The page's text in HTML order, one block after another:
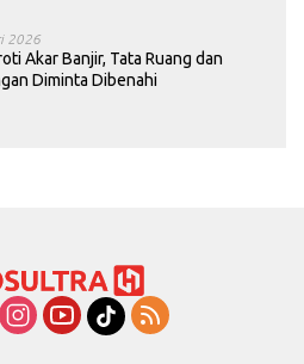
2026
Akar Banjir, Tata Ruang dan
Diminta Dibenahi